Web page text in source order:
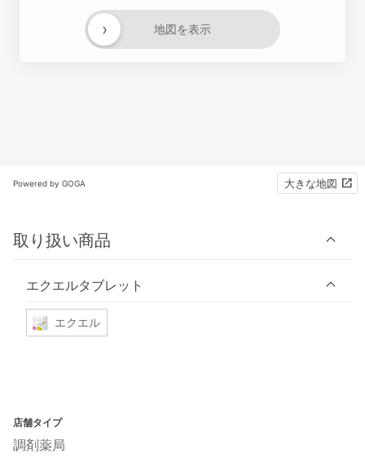
地図を表示
›
Powered by GOGA 大きな地図
取り扱い商品
エクエルタブレット
エクエル
店舗タイプ
調剤薬局